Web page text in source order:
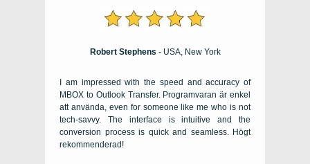
Robert Stephens - USA, New York
I am impressed with the speed and accuracy of
MBOX to Outlook Transfer. Programvaran är enkel
att använda, even for someone like me who is not
tech-savvy. The interface is intuitive and the
conversion process is quick and seamless. Högt
rekommenderad!